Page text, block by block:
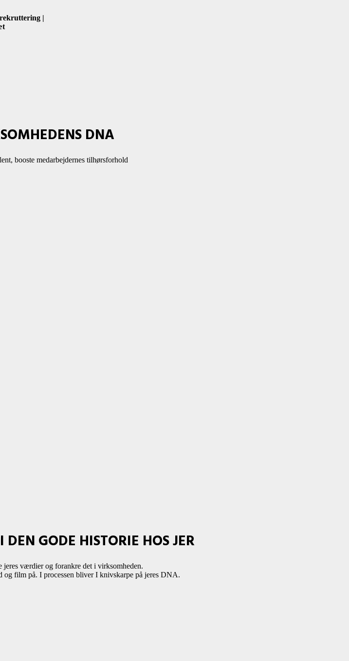
|
DNA
booste medarbejdernes tilhørsforhold
GODE HISTORIE HOS JER
jeres værdier og forankre det i virksomheden.
film på. I processen bliver I knivskarpe på jeres DNA.